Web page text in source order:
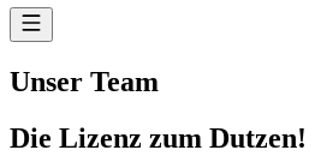
Unser Team
Die Lizenz zum Dutzen!